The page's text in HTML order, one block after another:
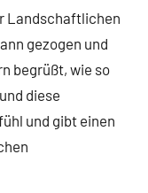
Landschaftlichen
gezogen und
begrüßt, wie so
diese
und gibt einen